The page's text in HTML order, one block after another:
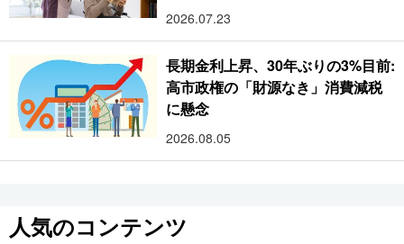
2026.07.23
長期金利上昇、30年ぶりの3%目前:
高市政権の「財源なき」消費減税
に懸念
2026.08.05
人気のコンテンツ